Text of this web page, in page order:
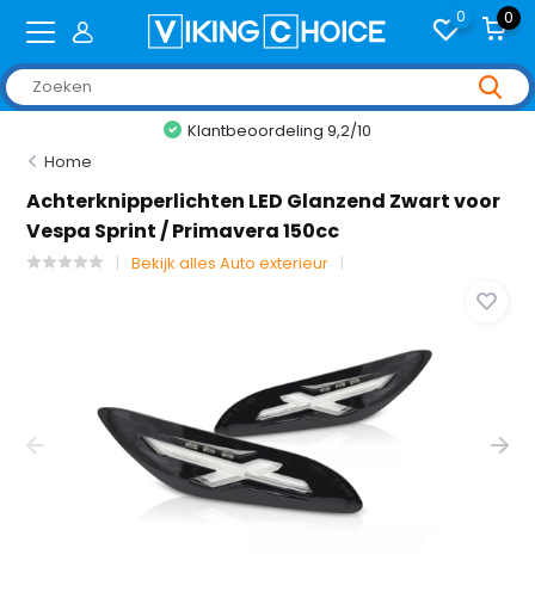
0 0
Klantbeoordeling 9,2/10
Home
Achterknipperlichten LED Glanzend Zwart voor
Vespa Sprint / Primavera 150cc
Bekijk alles Auto exterieur